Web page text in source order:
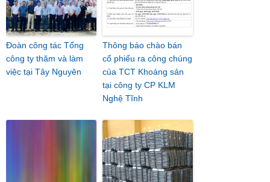
Đoàn công tác Tổng
công ty thăm và làm
việc tại Tây Nguyên
Thông báo chào bán
cổ phiếu ra công chúng
của TCT Khoáng sản
tại công ty CP KLM
Nghệ Tĩnh